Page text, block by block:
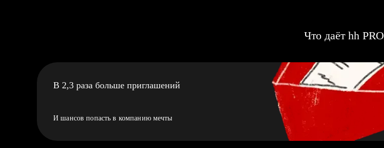
Что даёт hh PRO
В 2,3 раза больше приглашений
И шансов попасть в компанию мечты